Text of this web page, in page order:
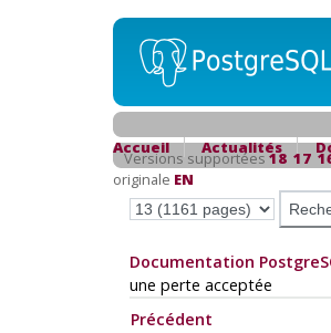
Accueil Actualités
Versions supportées18 17
originale EN
Documentation
une perte acceptée
Précédent